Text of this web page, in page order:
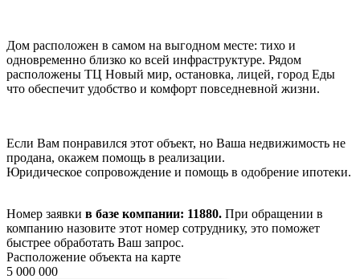
Дoм рacполoжен в сaмoм на выгодном месте: тихо и
одновременно близко ко всей инфраструктуре. Рядом
расположены ТЦ Новый мир, остановка, лицей, город Еды
что обеспечит удобство и комфорт повседневной жизни.
Если Вам понравился этот объект, но Ваша недвижимость не
продана, окажем помощь в реализации.
Юридическое сопровождение и помощь в одобрение ипотеки.
Номер заявки в базе компании: 11880. При обращении в
компанию назовите этот номер сотруднику, это поможет
быстрее обработать Ваш запрос.
Расположение объекта на карте
5 000 000